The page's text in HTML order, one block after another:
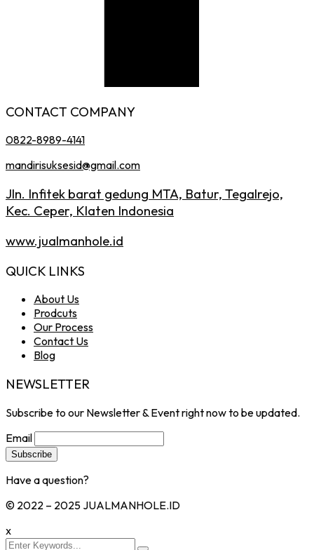
CONTACT COMPANY
0822-8989-4141
mandirisuksesid@gmail.com
Jln. Infitek barat gedung MTA, Batur, Tegalrejo,
Kec. Ceper, Klaten Indonesia
www.jualmanhole.id
QUICK LINKS
About Us
Prodcuts
Our Process
Contact Us
Blog
NEWSLETTER
Subscribe to our Newsletter & Event right now to be updated.
Email
Have a question?
© 2022 – 2025 JUALMANHOLE.ID
x